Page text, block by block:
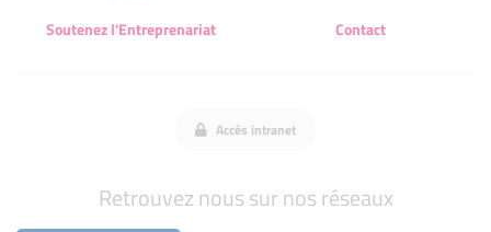
Soutenez l'Entreprenariat Contact
Accès intranet
Retrouvez nous sur nos réseaux